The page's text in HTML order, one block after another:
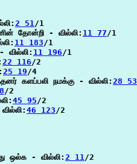
2 51/1
தோன்றி - வில்லி: 11 77/1
11 183/1
வில்லி: 11 196/1
22 116/2
25 19/4
களப்பலி நமக்கு - வில்லி: 28 53
/2
45 95/2
46 123/2
ஒல்க - வில்லி: 2 11/2